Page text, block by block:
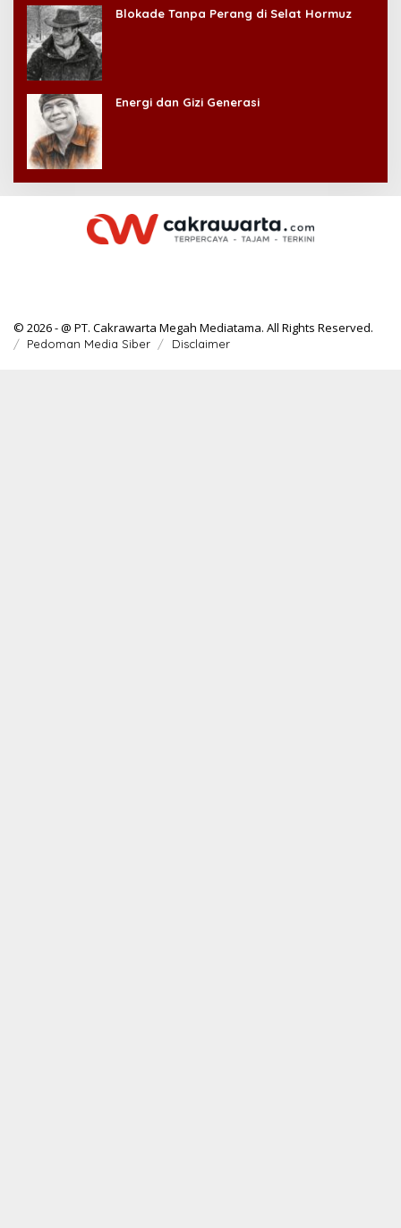
Blokade Tanpa Perang di Selat Hormuz
Energi dan Gizi Generasi
© 2026 - @ PT. Cakrawarta Megah Mediatama. All Rights Reserved.
Pedoman Media Siber Disclaimer